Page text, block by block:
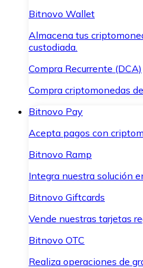
Bitnovo Wallet
Almacena tus
custodiada.
Compra Recurrente (DCA)
Compra criptomonedas
Bitnovo Pay
Acepta pagos con
Bitnovo Ramp
Integra nuestra solución
Bitnovo Giftcards
Vende nuestras tarjetas
Bitnovo OTC
Realiza operaciones de